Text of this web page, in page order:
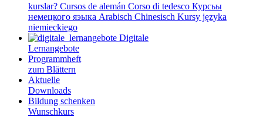
kurslar? Cursos de alemán Corso di tedesco Курсьы
немецкого яэыка Arabisch Chinesisch Kursy języka
niemieckiego
Digitale
Lernangebote
Programmheft
zum Blättern
Aktuelle
Downloads
Bildung schenken
Wunschkurs